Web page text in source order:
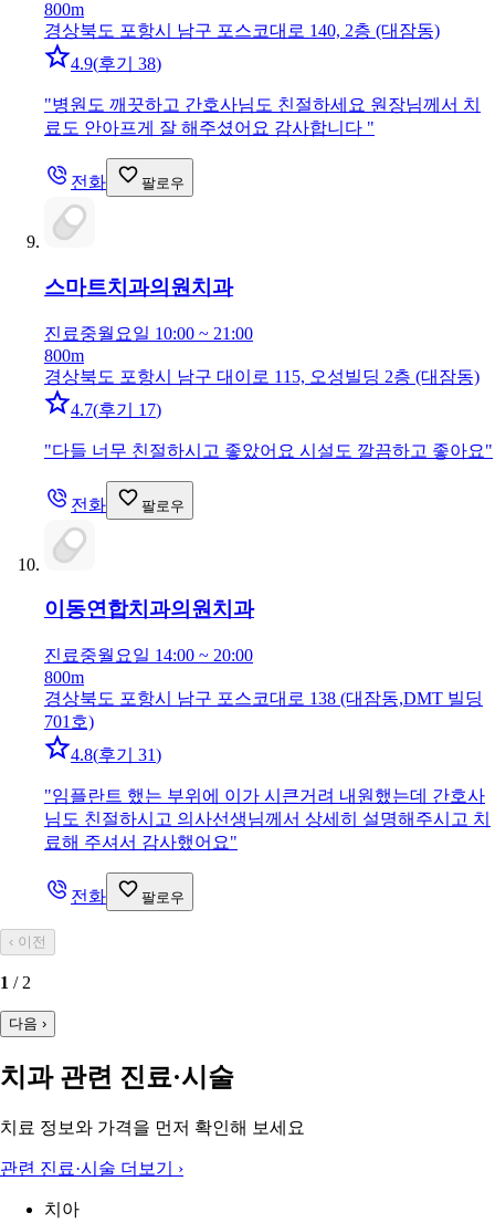
800m
경상북도 포항시 남구 포스코대로 140, 2층 (대잠동)
4.9(후기 38)
"병원도 깨끗하고 간호사님도 친절하세요 원장님께서 치
료도 안아프게 잘 해주셨어요 감사합니다 "
전화 팔로우
스마트치과의원 치과
진료중월요일 10:00 ~ 21:00
800m
경상북도 포항시 남구 대이로 115, 오성빌딩 2층 (대잠동)
4.7(후기 17)
"다들 너무 친절하시고 좋았어요 시설도 깔끔하고 좋아요"
전화 팔로우
이동연합치과의원치과
진료중월요일 14:00 ~ 20:00
800m
경상북도 포항시 남구 포스코대로 138 (대잠동,DMT 빌딩
701호)
4.8(후기 31)
"임플란트 했는 부위에 이가 시큰거려 내원했는데 간호사
님도 친절하시고 의사선생님께서 상세히 설명해주시고 치
료해 주셔서 감사했어요"
전화 팔로우
‹ 이전
1 / 2
다음 ›
치과 관련 진료·시술
치료 정보와 가격을 먼저 확인해 보세요
관련 진료·시술 더보기 ›
치아